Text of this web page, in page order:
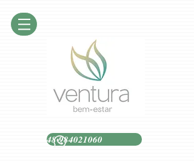
48 984021060